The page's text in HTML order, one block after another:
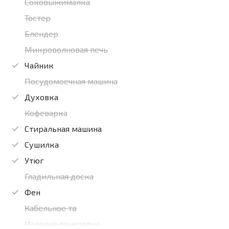
Тостер
Блендер
Микроволновая печь
Чайник
Посудомоечная машина
Духовка
Кофеварка
Стиральная машина
Сушилка
Утюг
Гладильная доска
Фен
Кабельное тв
Игровая приставка